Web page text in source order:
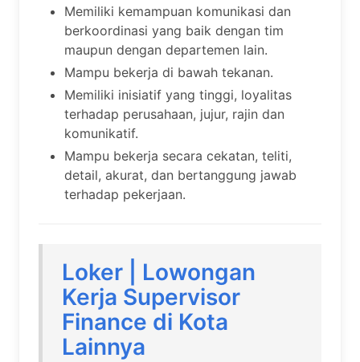
Memiliki kemampuan komunikasi dan
berkoordinasi yang baik dengan tim
maupun dengan departemen lain.
Mampu bekerja di bawah tekanan.
Memiliki inisiatif yang tinggi, loyalitas
terhadap perusahaan, jujur, rajin dan
komunikatif.
Mampu bekerja secara cekatan, teliti,
detail, akurat, dan bertanggung jawab
terhadap pekerjaan.
Loker | Lowongan
Kerja Supervisor
Finance di Kota
Lainnya